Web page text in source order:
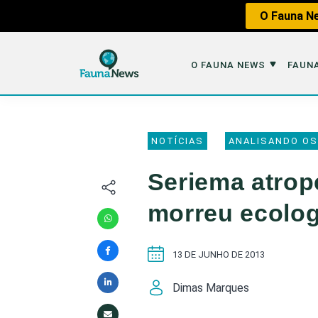
O Fauna
O FAUNA NEWS
O Fauna News
Equipe
Parceiros
Republique
Contato/Mídia Kit
Fauna em
Caça
Impactos
NOTÍCIAS ANALISANDO
Seriema
morreu
Dimas Marques
13 DE JUNHO DE 2013